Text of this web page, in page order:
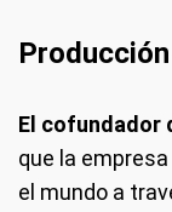
El cofundador
que la
el mundo a